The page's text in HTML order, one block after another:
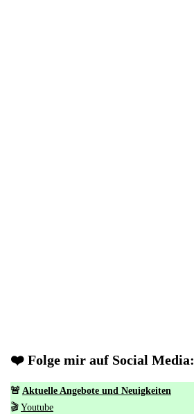
❤️ Folge mir auf Social Media:
🚨 Aktuelle Angebote und Neuigkeiten
🎬Youtube